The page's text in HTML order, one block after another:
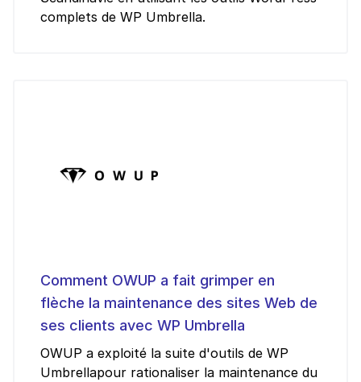
complets de WP Umbrella.
Comment OWUP a fait grimper en
flèche la maintenance des sites Web de
ses clients avec WP Umbrella
OWUP a exploité la suite d'outils de WP
Umbrellapour rationaliser la maintenance du